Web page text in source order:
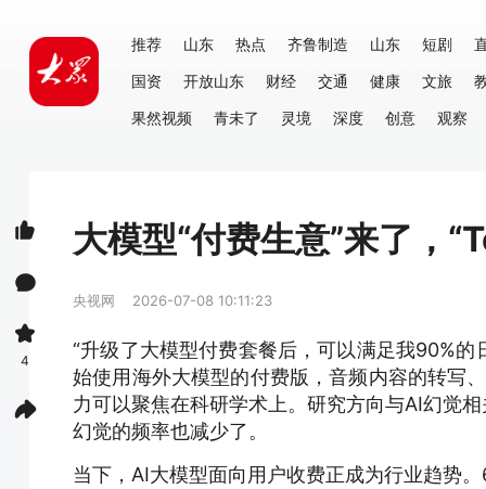
推荐 山东 热点 齐鲁制造 山东 短剧
国资
开放山东 财经 交通 健康 文旅
果然视频
青未了 灵境 深度 创意 观察
大模型“付费生意”来了，
央视网 2026-07-08 10:11:23
“升级了大模型付费套餐后，可以满足我90%
始使用海外大模型的付费版，音频内容的转写
力可以聚焦在科研学术上。研究方向与AI幻觉
幻觉的频率也减少了。
当下，AI大模型面向用户收费正成为行业趋势
4